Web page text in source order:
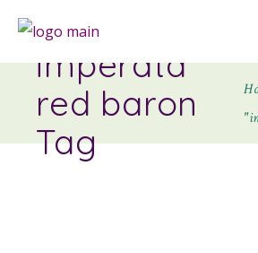
imperata
red baron
Tag